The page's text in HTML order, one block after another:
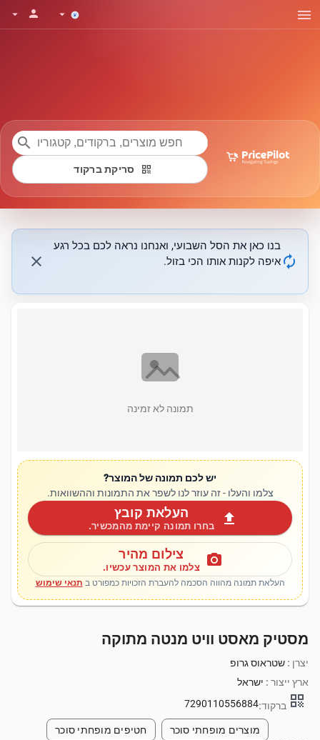
menu
arrow_drop_down
person
arrow_drop_down
search
qr_code סריקת ברקוד
autorenew
בנו כאן את הסל השבועי, ואנחנו נראה לכם בכל רגע
איפה לקנות אותו הכי בזול.
close
תמונה לא זמינה
יש לכם תמונה של המוצר?
צלמו והעלו - זה עוזר לנו לשפר את התמונות וההשוואות.
upload העלאת קובץ
בחרו תמונה קיימת מהמכשיר.
photo_camera צילום מהיר
צלמו את המוצר עכשיו.
העלאת תמונה מהווה הסכמה להעברת הזכויות כמפורט ב תנאי שימוש
מסטיק מאסט וויט מנטה מתוקה
יצרן : שטראוס גרופ
ארץ ייצור : ישראל
qr_code ברקוד:7290110556884
מוצרים מופחתי סוכר חטיפים מופחתי סוכר